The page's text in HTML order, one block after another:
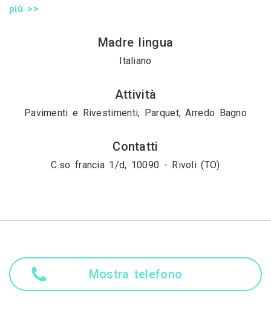
più >>
Madre lingua
Italiano
Attività
Pavimenti e Rivestimenti, Parquet, Arredo Bagno
Contatti
C.so francia 1/d, 10090 - Rivoli (TO)
Mostra telefono